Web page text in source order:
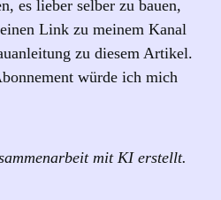
es lieber selber zu bauen,
Link zu meinem Kanal
zu diesem Artikel.
würde ich mich
mit KI erstellt.